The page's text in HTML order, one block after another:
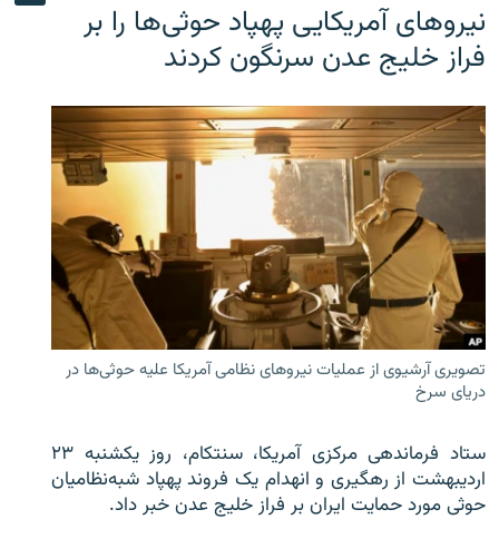
نیروهای آمریکایی پهپاد حوثی‌ها را بر
فراز خلیج عدن سرنگون کردند
تصویری آرشیوی از عملیات نیروهای نظامی آمریکا علیه حوثی‌ها در
دریای سرخ
ستاد فرماندهی مرکزی آمریکا، سنتکام، روز یکشنبه ۲۳
اردیبهشت از رهگیری و انهدام یک فروند پهپاد شبه‌نظامیان
حوثی‌ مورد حمایت ایران بر فراز خلیج عدن خبر داد.